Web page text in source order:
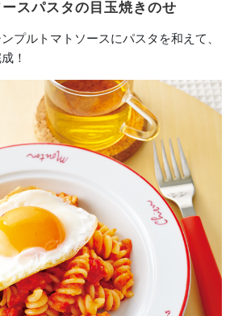
ースパスタの目玉焼きのせ
プルトマトソースにパスタを和えて、
！